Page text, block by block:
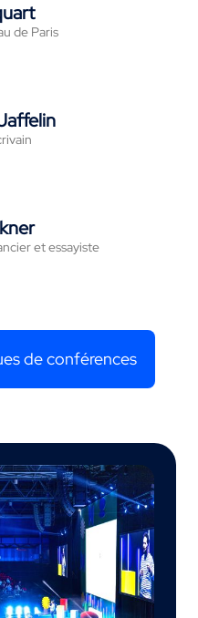
de Paris
et essayiste
de conférences